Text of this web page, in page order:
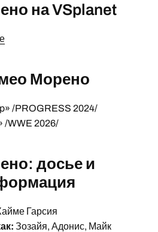
на VSplanet
Морено
/PROGRESS 2024/
/WWE 2026/
досье и
Гарсия
Зозайя, Адонис, Майк